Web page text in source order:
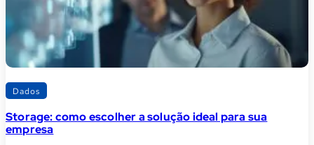
Dados
Storage: como escolher a solução ideal para sua
empresa